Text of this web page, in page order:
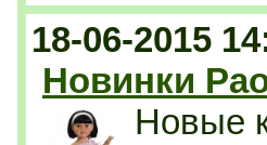
18-06-2015
Новинки
Новые